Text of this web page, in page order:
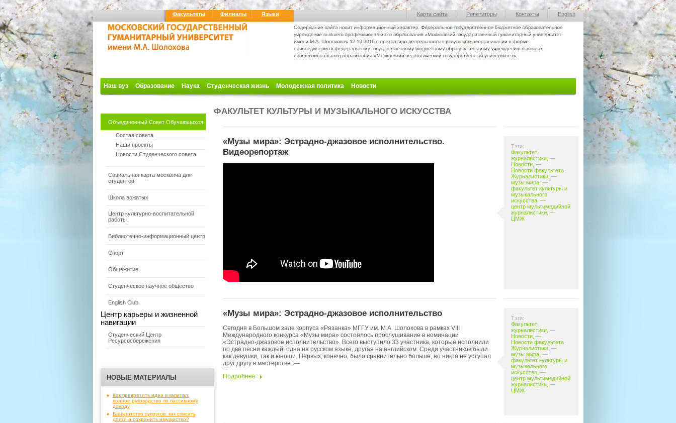
Факультеты Филиалы Языки Карта сайта Репетиторы Контакты English
Наш вуз Образование Наука Студенческая жизнь Молодежная политика Новости
Объединенный Совет Обучающихся
Состав совета
Наши проекты
Новости Студенческого совета
Социальная карта москвича для
студентов
Школа вожатых
Центр культурно-воспитательной
работы
Библиотечно-информационный центр
Спорт
Общежитие
Студенческое научное общество
English Club
Центр карьеры и жизненной
навигации
Студенческий Центр
Ресурсосбережения
НОВЫЕ МАТЕРИАЛЫ
Как превратить идеи в капитал:
полное руководство по пассивному
доходу
Банкротство супругов: как списать
долги и сохранить имущество?
ФАКУЛЬТЕТ КУЛЬТУРЫ И МУЗЫКАЛЬНОГО ИСКУССТВА
Тэги:
Факультет
журналистики, —
Новости, —
Новости факультета
Журналистики, —
музы мира, —
факультет культурыи
музыкального
искусства, —
центр мультимедийной
журналистики, —
ЦМЖ
«Музы мира»: Эстрадно-джазовое исполнительство.
Видеорепортаж
Тэги:
Факультет
журналистики, —
Новости, —
Новости факультета
Журналистики, —
музы мира, —
факультет культуры и
музыкального
искусства, —
центр мультимедийной
журналистики, —
ЦМЖ
«Музы мира»: Эстрадно-джазовое исполнительство
Сегодня в Большом зале корпуса «Рязанка» МГГУ им. М.А. Шолохова в рамках VIII
Международного конкурса «Музы мира» состоялось прослушивание в номинации
«Эстрадно-джазовое исполнительство». Всего выступило 33 участника, которые исполнили
по две песни каждый: одна на русском языке, другая на английском. Среди участников были
как девушки, так и юноши. Первых, конечно, было сравнительно больше, но никто не уступал
друг другу в мастерстве. —
Подробнее